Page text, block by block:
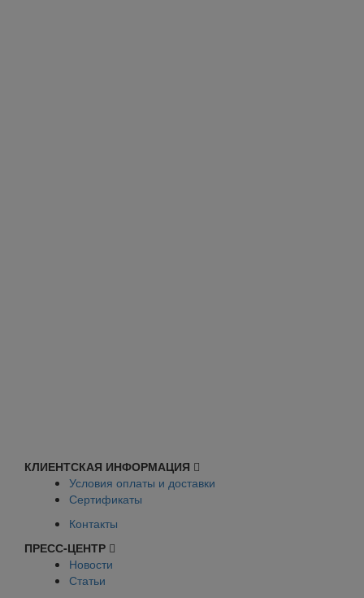
КЛИЕНТСКАЯ ИНФОРМАЦИЯ
Условия оплаты и доставки
Сертификаты
Контакты
ПРЕСС-ЦЕНТР
Новости
Статьи